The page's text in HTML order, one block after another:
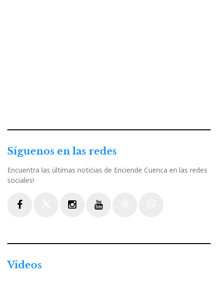
Síguenos en las redes
Encuentra las últimas noticias de Enciende Cuenca en las redes
sociales!
Vídeos